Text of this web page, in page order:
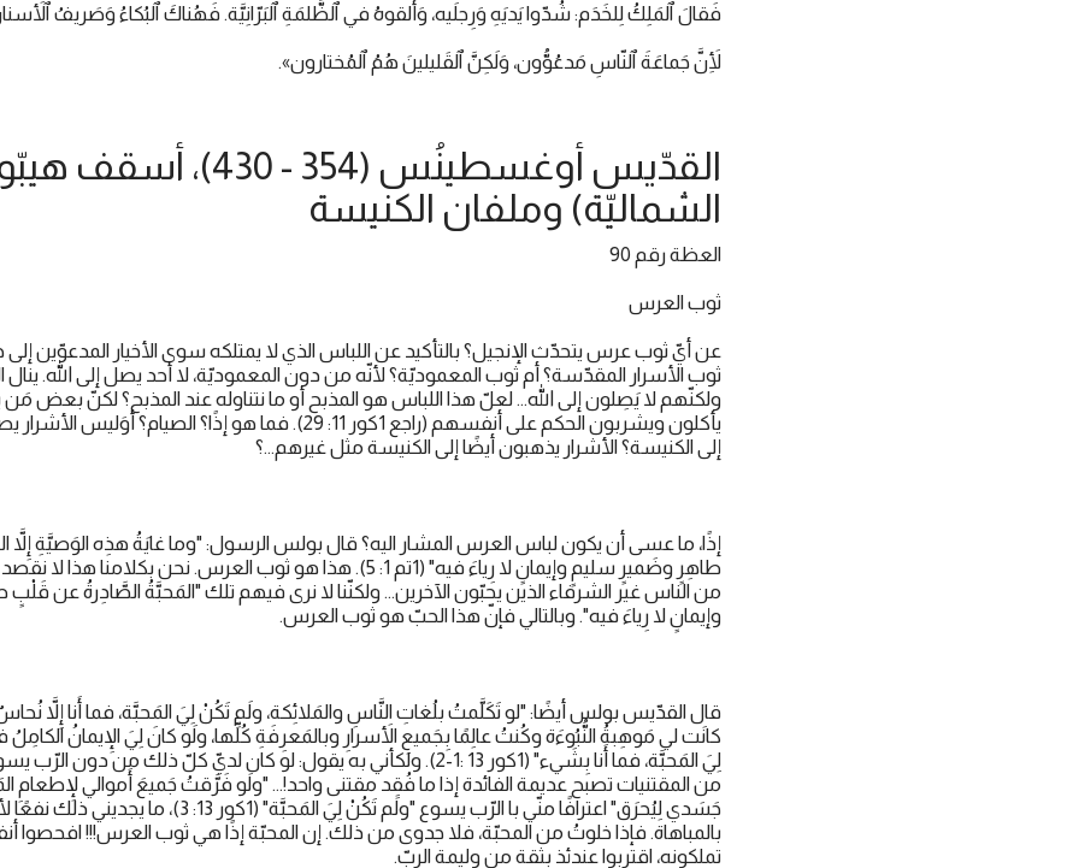
فَقالَ ٱلمَلِكُ لِلخَدَم: شُدّوا يَديَهِ وَرِجلَيه، وَأَلقوهُ في ٱلظُّلمَةِ ٱلبَرّانِيَّة. فَهُناكَ ٱلبُكاءُ وَصَريفُ
لِأَنَّ جَماعَةَ ٱلنّاسِ مَدعُوُّون، وَلَكِنَّ ٱلقَليلينَ هُمُ ٱلمُختارون».
القدّيس أوغسطينُس (354 -
الشماليّة) وملفان الكنيسة
العظة رقم 90
ثوب العرس
عن أيّ ثوب عرس يتحدّث الإنجيل؟ بالتأكيد عن اللباس الذي لا يمتلكه سوى الأخيار المدعوّين
ثوب الأسرار المقدّسة؟ أم ثوب المعموديّة؟ لأنّه من دون المعموديّة، لا أحد يصل إلى الله.
ولكنّهم لا يَصِلون إلى الله... لعلّ هذا اللباس هو المذبح أو ما نتناوله عند المذبح؟ لكنّ بعض مَن
يأكلون ويشربون الحكم على أنفسهم (راجع 1كور 11: 29). فما هو إذًا؟
إلى الكنيسة؟ الأشرار يذهبون أيضًا إلى الكنيسة مثل غيرهم...؟
إذًا، ما عسى أن يكون لباس العرس المشار اليه؟ قال بولس الرسول: "وما غايَةُ هذِه الوَصيَّةِ إِلاَّ
طاهِرٍ وضَميرٍ سليمٍ وإيمانٍ لا رِياءَ فيه" (1تم 1: 5). هذا هو ثوب العرس. نحن
من الناس غير الشرفاء الذين يحبّون الآخرين... ولكنّنا لا نرى فيهم تلك "المَحبَّةُ الصَّادِرةُ عن
وإيمانٍ لا رِياءَ فيه". وبالتالي فإنّ هذا الحبّ هو ثوب العرس.
قال القدّيس بولس أيضًا: "لو تَكَلَّمتُ بلُغاتِ النَّاسِ والمَلائِكة، ولَم تَكُنْ لِيَ المَحبَّة، فما أَنا إِلاَّ
كانَت لي مَوهِبةُ النُّبُوءَة وكُنتُ عالِمًا بِجَميعِ الأَسرارِ وبالمَعرِفَةِ كُلِّها، ولَو كانَ لِيَ الإِيمانُ الكامِلُ
لِيَ المَحبَّة، فما أَنا بِشَيء" (1كور 13 :1-2). ولكأني به يقول: لو كان لديّ كلّ ذلك من
من المقتنيات تصبح عديمة الفائدة إذا ما فُقِد مقتنى واحد!... "ولَو فَرَّقتُ جَميعَ أَموالي لإِطعامِ
جَسَدي لِيُحرَق" اعترافًا منّي با الرّب يسوع "ولَم تَكُنْ لِيَ
بالمباهاة. فإذا خلوتُ من المحبّة، فلا جدوى من ذلك. إن المحبّة إذًا هي ثوب العرس!!! افحصوا
تملكونه، اقتربوا عندئذ بثقة من وليمة الربّ.